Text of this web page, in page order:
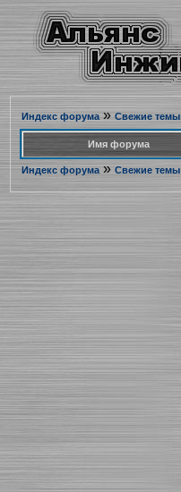
Индекс форума» Свежие темы
Имя форума
Индекс форума » Свежие темы